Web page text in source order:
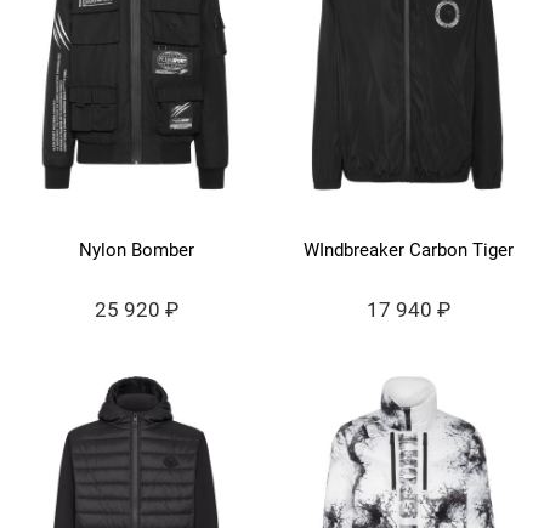
Nylon Bomber
25 920 ₽
WIndbreaker Carbon Tiger
17 940 ₽